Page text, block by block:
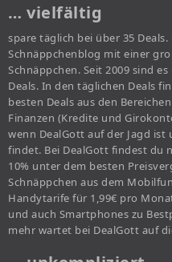
… vielfältig
spare täglich bei über 35
Schnäppchenblog mit einer
Schnäppchen. Seit 2009 sind
Deals. In den täglichen Deals
besten Deals aus den
Finanzen (Kredite und
wenn DealGott auf der Jagd
findet. Bei DealGott findest du
10% unter dem besten
Schnäppchen aus dem
Handytarife für 1,99€ pro
und auch Smartphones zu
mehr wartet bei DealGott auf